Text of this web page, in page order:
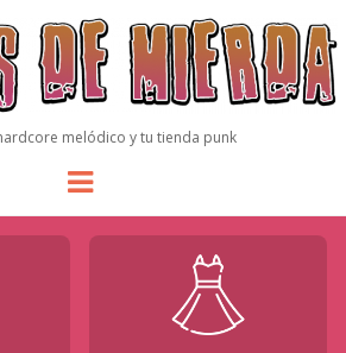
melódico y tu tienda punk
Menu